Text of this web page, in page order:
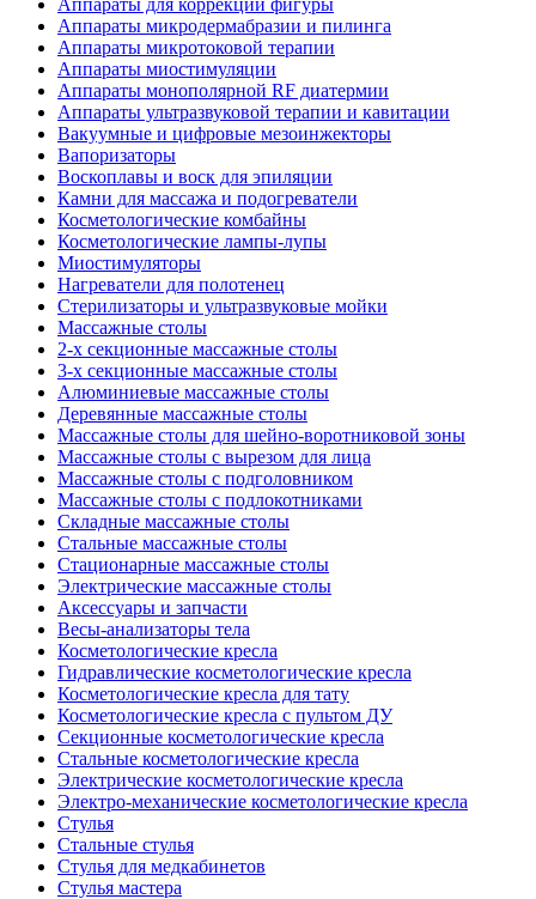
Аппараты для коррекции фигуры
Аппараты микродермабразии и пилинга
Аппараты микротоковой терапии
Аппараты миостимуляции
Аппараты монополярной RF диатермии
Аппараты ультразвуковой терапии и кавитации
Вакуумные и цифровые мезоинжекторы
Вапоризаторы
Воскоплавы и воск для эпиляции
Камни для массажа и подогреватели
Косметологические комбайны
Косметологические лампы-лупы
Миостимуляторы
Нагреватели для полотенец
Стерилизаторы и ультразвуковые мойки
Массажные столы
2-х секционные массажные столы
3-х секционные массажные столы
Алюминиевые массажные столы
Деревянные массажные столы
Массажные столы для шейно-воротниковой зоны
Массажные столы с вырезом для лица
Массажные столы с подголовником
Массажные столы с подлокотниками
Складные массажные столы
Стальные массажные столы
Стационарные массажные столы
Электрические массажные столы
Аксессуары и запчасти
Весы-анализаторы тела
Косметологические кресла
Гидравлические косметологические кресла
Косметологические кресла для тату
Косметологические кресла с пультом ДУ
Секционные косметологические кресла
Стальные косметологические кресла
Электрические косметологические кресла
Электро-механические косметологические кресла
Стулья
Стальные стулья
Стулья для медкабинетов
Стулья мастера